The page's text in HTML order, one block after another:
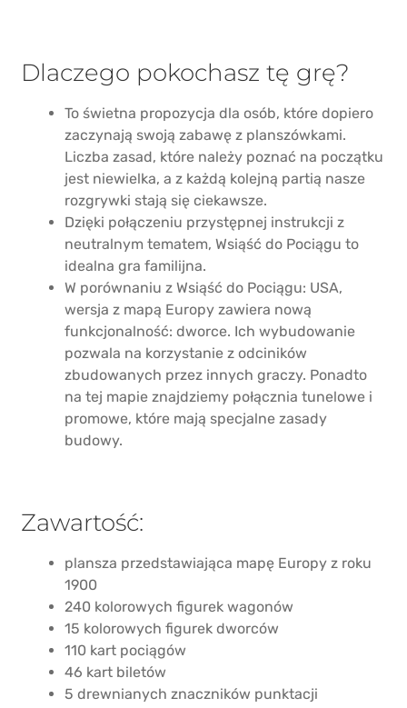
Dlaczego pokochasz tę grę?
To świetna propozycja dla osób, które dopiero
zaczynają swoją zabawę z planszówkami.
Liczba zasad, które należy poznać na początku
jest niewielka, a z każdą kolejną partią nasze
rozgrywki stają się ciekawsze.
Dzięki połączeniu przystępnej instrukcji z
neutralnym tematem, Wsiąść do Pociągu to
idealna gra familijna.
W porównaniu z Wsiąść do Pociągu: USA,
wersja z mapą Europy zawiera nową
funkcjonalność: dworce. Ich wybudowanie
pozwala na korzystanie z odciników
zbudowanych przez innych graczy. Ponadto
na tej mapie znajdziemy połącznia tunelowe i
promowe, które mają specjalne zasady
budowy.
Zawartość:
plansza przedstawiająca mapę Europy z roku
1900
240 kolorowych figurek wagonów
15 kolorowych figurek dworców
110 kart pociągów
46 kart biletów
5 drewnianych znaczników punktacji